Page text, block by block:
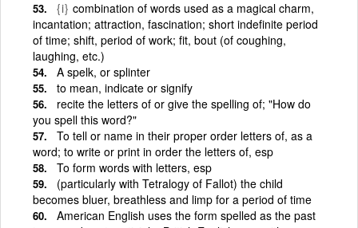
{i} combination of words used as a magical charm,
incantation; attraction, fascination; short indefinite period
of time; shift, period of work; fit, bout (of coughing,
laughing, etc.)
A spelk, or splinter
to mean, indicate or signify
recite the letters of or give the spelling of; "How do
you spell this word?"
To tell or name in their proper order letters of, as a
word; to write or print in order the letters of, esp
To form words with letters, esp
(particularly with Tetralogy of Fallot) the child
becomes bluer, breathless and limp for a period of time
American English uses the form spelled as the past